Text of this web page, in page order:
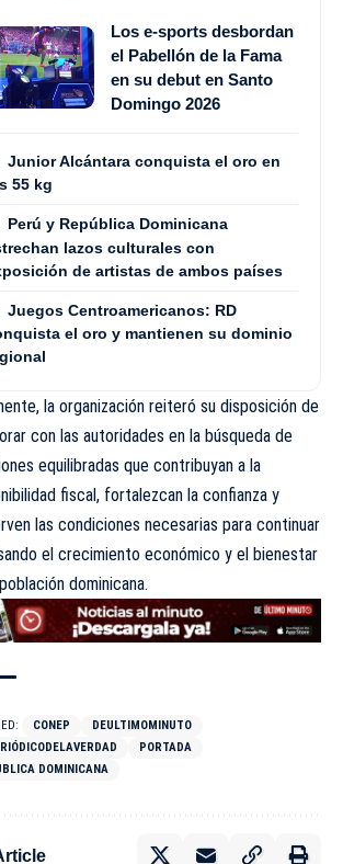
Los e-sports desbordan
el Pabellón de la Fama
en su debut en Santo
Domingo 2026
Junior Alcántara conquista el oro en
55 kg
Perú y República Dominicana
lazos culturales con
de artistas de ambos países
Juegos Centroamericanos: RD
el oro y mantienen su dominio
la organización reiteró su disposición de
con las autoridades en la búsqueda de
equilibradas que contribuyan a la
fiscal, fortalezcan la confianza y
las condiciones necesarias para continuar
el crecimiento económico y el bienestar
dominicana.
CONEP
DEULTIMOMINUTO
PORTADA
DOMINICANA